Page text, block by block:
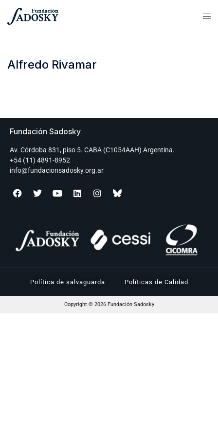
Alfredo Rivamar
Fundación Sadosky
Av. Córdoba 831, piso 5. CABA (C1054AAH) Argentina.
+54 (11) 4891-8952
info@fundacionsadosky.org.ar
Política de salvaguarda Políticas de Calidad
Copyright © 2026 Fundación Sadosky